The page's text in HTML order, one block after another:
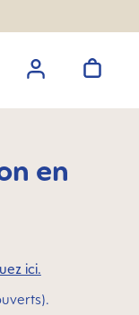
en
ici.